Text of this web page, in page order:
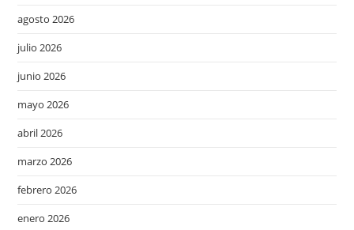
agosto 2026
julio 2026
junio 2026
mayo 2026
abril 2026
marzo 2026
febrero 2026
enero 2026